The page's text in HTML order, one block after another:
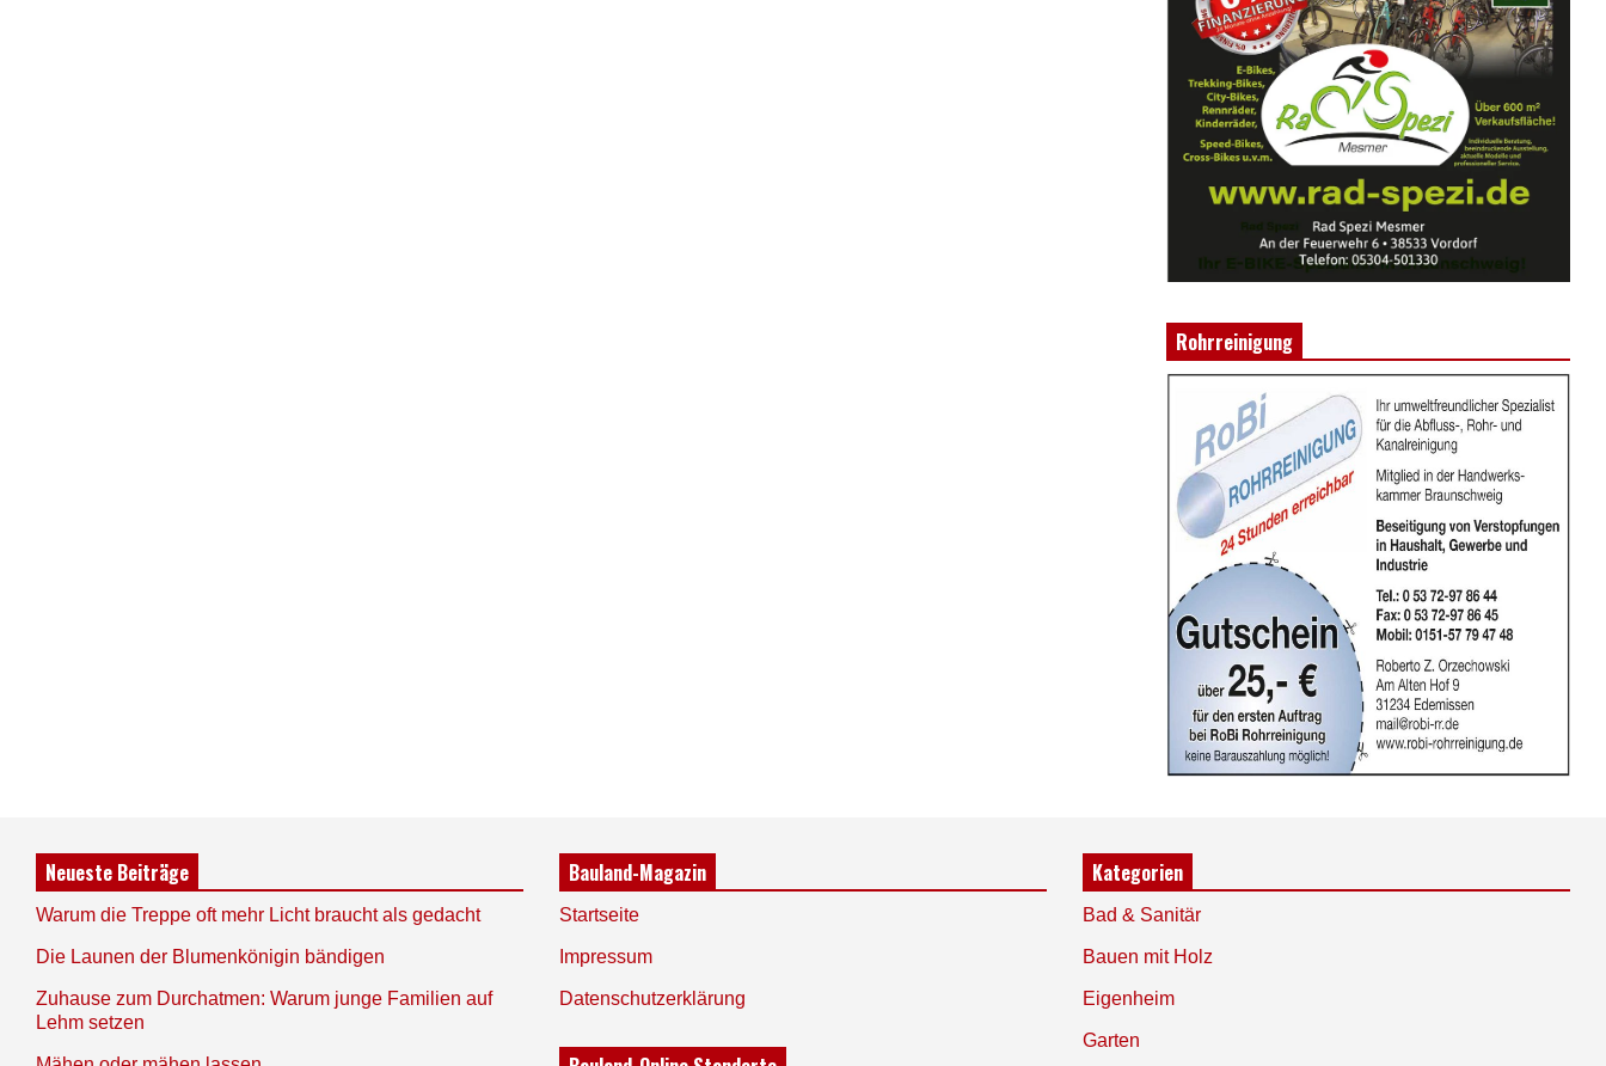
Rohrreinigung
Neueste Beiträge
Warum die Treppe oft mehr Licht braucht als gedacht
Die Launen der Blumenkönigin bändigen
Zuhause zum Durchatmen: Warum junge Familien auf
Lehm setzen
Bauland-Magazin
Startseite
Impressum
Datenschutzerklärung
Kategorien
Bad & Sanitär
Bauen mit Holz
Eigenheim
Garten